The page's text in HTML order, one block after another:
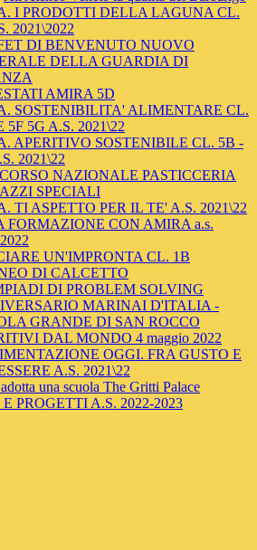
I PRODOTTI DELLA LAGUNA CL.
2021\2022
DI BENVENUTO NUOVO
DELLA GUARDIA DI
AMIRA 5D
SOSTENIBILITA' ALIMENTARE CL.
5F 5G A.S. 2021\22
APERITIVO SOSTENIBILE CL. 5B -
2021\22
NAZIONALE PASTICCERIA
SPECIALI
TI ASPETTO PER IL TE' A.S. 2021\22
FORMAZIONE CON AMIRA a.s.
UN'IMPRONTA CL. 1B
DI CALCETTO
DI PROBLEM SOLVING
MARINAI D'ITALIA -
GRANDE DI SAN ROCCO
DAL MONDO 4 maggio 2022
OGGI. FRA GUSTO E
A.S. 2021\22
una scuola The Gritti Palace
PROGETTI A.S. 2022-2023